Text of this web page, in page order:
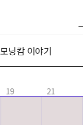
모닝캄 이야기
19 21